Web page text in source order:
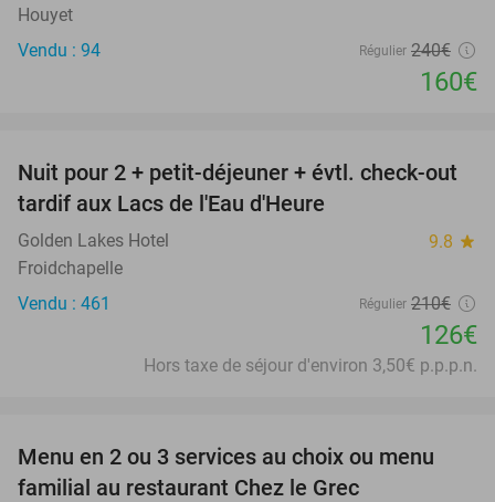
Houyet
Vendu : 94
Régulier 240€
160€
40%
Nuit pour 2 + petit-déjeuner + évtl. check-out
tardif aux Lacs de l'Eau d'Heure
Golden Lakes Hotel 9.8 star
Froidchapelle
Vendu : 461
Régulier 210€
126€
Hors taxe de séjour d'environ 3,50€ p.p.p.n.
35%
Menu en 2 ou 3 services au choix ou menu
familial au restaurant Chez le Grec